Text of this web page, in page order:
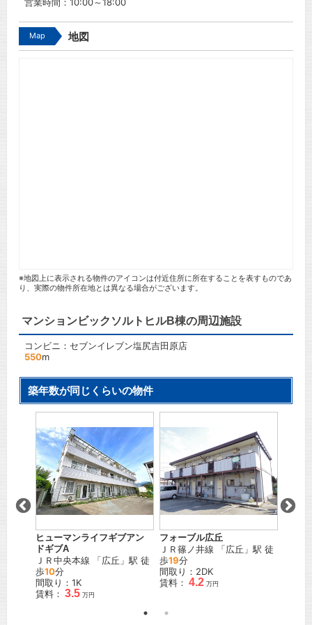
Map 地図
※地図上に表示される物件のアイコンは付近住所に所在することを表すものであ
り、実際の物件所在地とは異なる場合がございます。
マンションビックソルトヒルB棟の周辺施設
コンビニ：セブンイレブン塩尻吉田原店
550m
築年数が同じくらいの物件
ヒューマンライフギブアン
ドギブA
ＪＲ中央本線 「広丘 」駅 徒
歩10分
間取り：1K
賃料： 3.5 万円
フォーブル広丘
ＪＲ篠ノ井線 「広丘 」駅 徒
歩19分
間取り：2DK
賃料： 4.2 万円